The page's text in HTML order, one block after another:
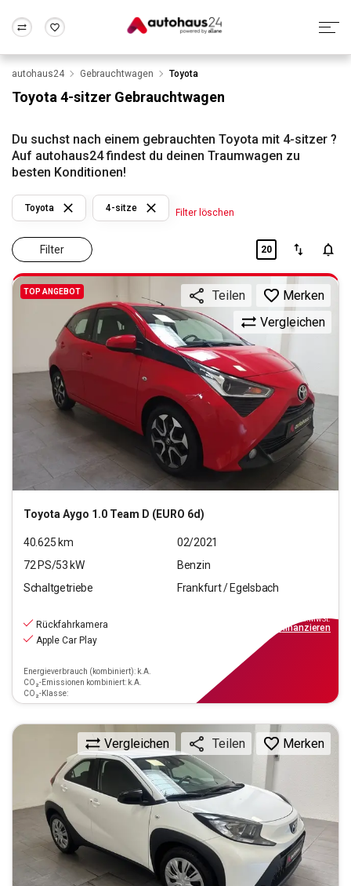
Wir bewerten dein Auto
Alle Fragen & Antworten
Rund um die Inzahlungnahme
Frankfurt Wuppertal
autohaus24 Gebrauchtwagen Toyota
Toyota 4-sitzer Gebrauchtwagen
Du suchst nach einem gebrauchten Toyota mit 4-sitzer ?
Auf autohaus24 findest du deinen Traumwagen zu
besten Konditionen!
Filter
Toyota 4-sitze Filter löschen
20
TOP ANGEBOT
ToyotaAygo 1.0 Team D (EURO 6d)
Vergleichen
Teilen Merken
40.625 km
02/2021
72PS/53 kW
Benzin
Schaltgetriebe
Frankfurt / Egelsbach
Rückfahrkamera
Apple Car Play
Energieverbrauch (kombiniert): k.A.
CO₂-Emissionen kombiniert: k.A.
CO₂-Klasse:
inkl.MwSt.
finanzieren
Vergleichen Teilen Merken